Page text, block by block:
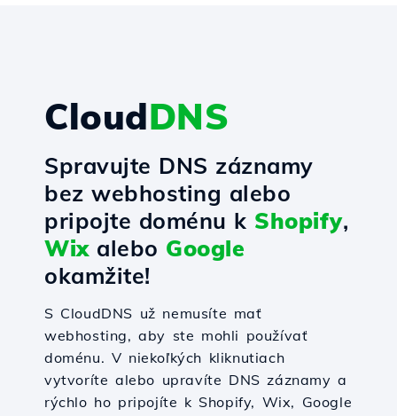
CloudDNS
Spravujte DNS záznamy
bez webhosting alebo
pripojte doménu k Shopify,
Wixalebo Google
okamžite!
S CloudDNS už nemusíte mať
webhosting, aby ste mohli používať
doménu. V niekoľkých kliknutiach
vytvoríte alebo upravíte DNS záznamy a
rýchlo ho pripojíte k Shopify, Wix, Google